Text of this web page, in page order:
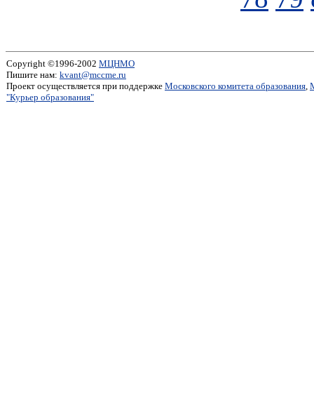
Copyright ©1996-2002 МЦНМО
Пишите нам: kvant@mccme.ru
Проект осуществляется при поддержке Московского комитета образования,
"Курьер образования"